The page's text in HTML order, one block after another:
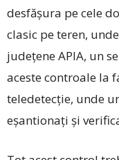
desfășura pe cele
clasic pe teren,
județene APIA, un
aceste controale la
teledetecție, unde
eșantionați și